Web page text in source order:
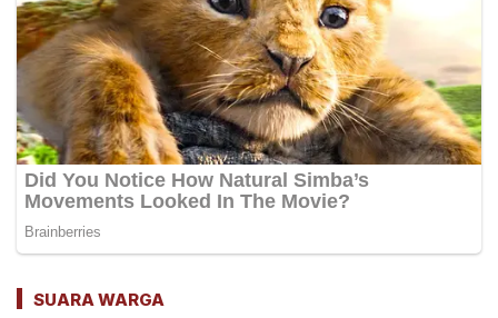
SUARA WARGA